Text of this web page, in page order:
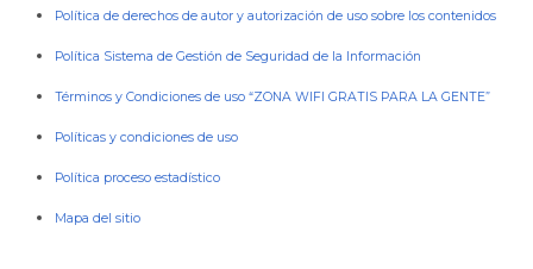
Política de derechos de autor y autorización de uso sobre los contenidos
Política Sistema de Gestión de Seguridad de la Información
Términos y Condiciones de uso “ZONA WIFI GRATIS PARA LA GENTE”
Políticas y condiciones de uso
Política proceso estadístico
Mapa del sitio